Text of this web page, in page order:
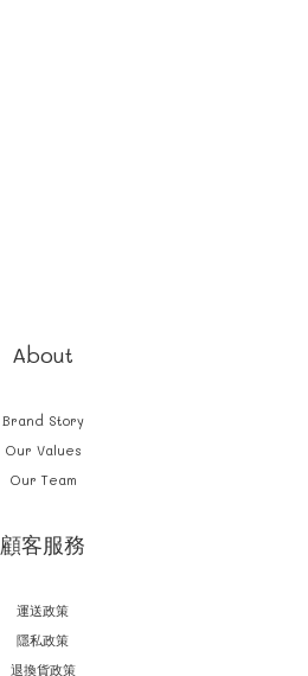
About
Brand Story
Our Values
Our Team
顧客服務
運送政策
隱私政策
退換貨政策